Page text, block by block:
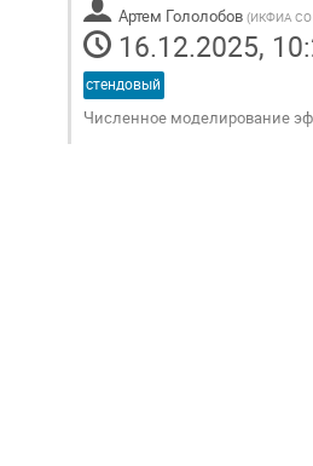
Артем Гололобов (ИКФИА СО
16.12.2025,
стендовый
Численное моделирование